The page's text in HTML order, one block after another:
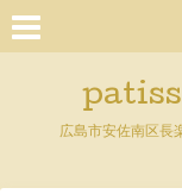
広島市安佐南区長